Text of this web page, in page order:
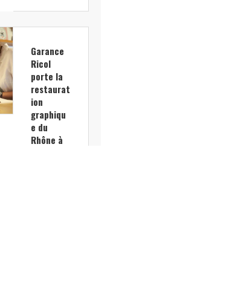
Garance
Ricol
porte la
restaurat
ion
graphiqu
e du
Rhône à